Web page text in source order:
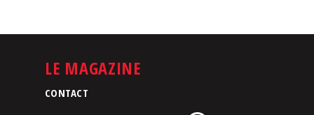
LE MAGAZINE
CONTACT